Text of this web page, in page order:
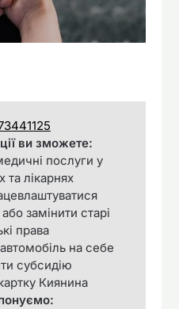
ви зможете:
послуги у
та лікарнях
замінити старі
права
на себе
субсидію
Киянина